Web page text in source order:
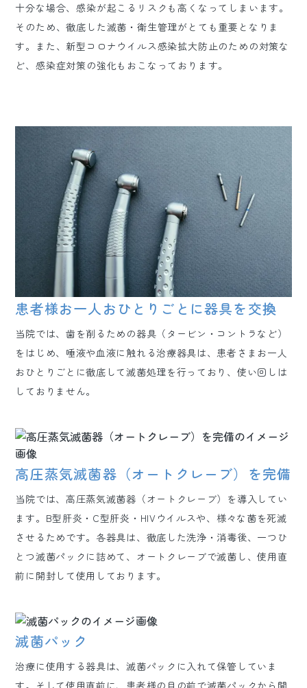
十分な場合、感染が起こるリスクも高くなってしまいます。
そのため、徹底した滅菌・衛生管理がとても重要となりま
す。また、新型コロナウイルス感染拡大防止のための対策な
ど、感染症対策の強化もおこなっております。
患者様お一人おひとりごとに器具を交換
当院では、歯を削るための器具（タービン・コントラなど）
をはじめ、唾液や血液に触れる治療器具は、患者さまお一人
おひとりごとに徹底して滅菌処理を行っており、使い回しは
しておりません。
高圧蒸気滅菌器（オートクレーブ）を完備
当院では、高圧蒸気滅菌器（オートクレーブ）を導入してい
ます。B型肝炎・C型肝炎・HIVウイルスや、様々な菌を死滅
させるためです。各器具は、徹底した洗浄・消毒後、一つひ
とつ滅菌パックに詰めて、オートクレーブで滅菌し、使用直
前に開封して使用しております。
滅菌パック
治療に使用する器具は、滅菌パックに入れて保管していま